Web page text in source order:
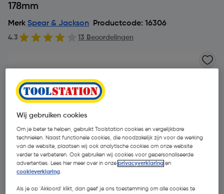
178mm
Merk Spear & Jackson Productcode: 16306
4.3 13 Beoordelingen
Wij gebruiken cookies
Om je beter te helpen, gebruikt Toolstation cookies en vergelijkbare
technieken. Naast functionele cookies, die noodzakelijk zijn voor de werking
van de website, plaatsen wij ook analytische cookies om onze website
verder te verbeteren. Ook gebruiken wij cookies voor gepersonaliseerde
advertenties. Lees hier meer over in onzeprivacyverklaring en
cookieverklaring.
Als je op 'Akkoord' klikt, dan geef je ons toestemming om alle cookies te